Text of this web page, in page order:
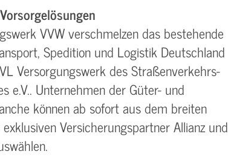
VVW verschmelzen das bestehende
Spedition und Logistik Deutschland
Versorgungswerk des Straßenverkehrs-
e.V.. Unternehmen der Güter- und
können ab sofort aus dem breiten
Versicherungspartner Allianz und